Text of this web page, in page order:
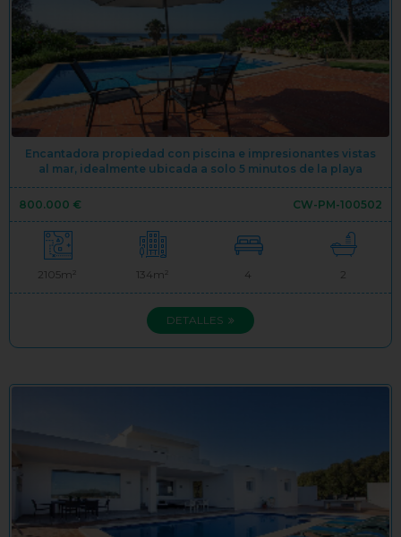
Encantadora propiedad con piscina e impresionantes vistas
al mar, idealmente ubicada a solo 5 minutos de la playa
800.000 € CW-PM-100502
2105m² 134m² 4 2
DETALLES